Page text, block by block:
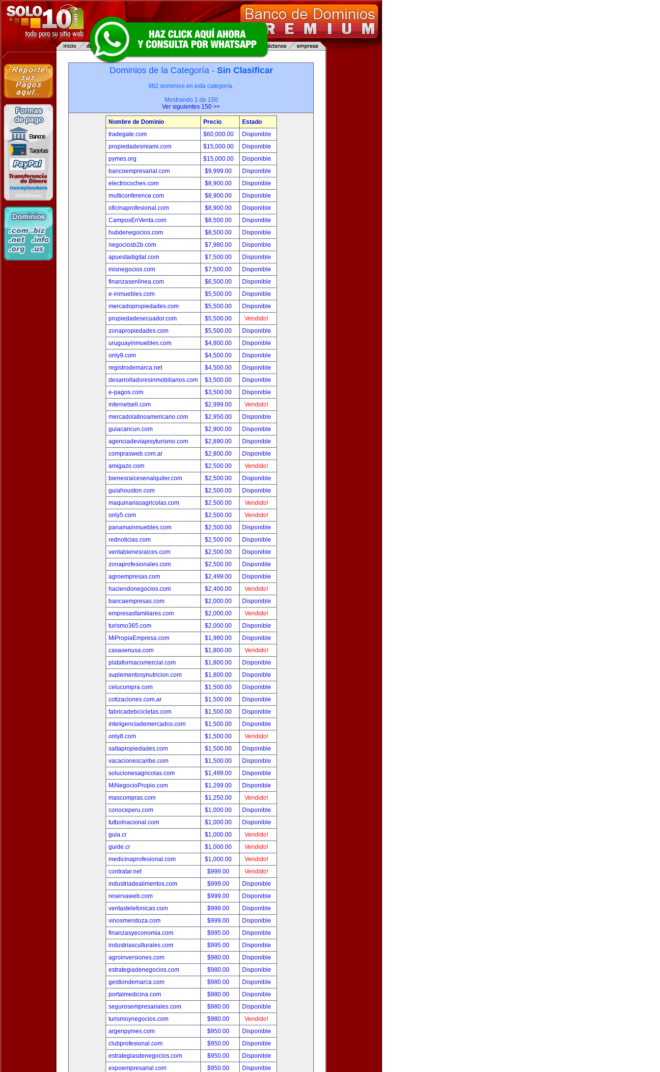
Dominios de la Categoría - Sin Clasificar
982 dominios en esta categoría.
Mostrando 1 de 150
Ver siguientes 150 >>
Nombre de Dominio Precio
Estado
tradegate.com
$60,000.00
Disponible
propiedadesmiami.com
$15,000.00
Disponible
pymes.org
$15,000.00
Disponible
bancoempresarial.com
$9,999.00
Disponible
electrocoches.com
$8,900.00
Disponible
multiconference.com
$8,900.00
Disponible
oficinaprofesional.com
$8,900.00
Disponible
CamposEnVenta.com
$8,500.00
Disponible
hubdenegocios.com
$8,500.00
Disponible
negociosb2b.com
$7,980.00
Disponible
apuestadigital.com
$7,500.00
Disponible
misnegocios.com
$7,500.00
Disponible
finanzasenlinea.com
$6,500.00
Disponible
e-inmuebles.com
$5,500.00
Disponible
mercadopropiedades.com
$5,500.00
Disponible
propiedadesecuador.com
$5,500.00
Vendido!
zonapropiedades.com
$5,500.00
Disponible
uruguayinmuebles.com
$4,800.00
Disponible
only9.com
$4,500.00
Disponible
registrodemarca.net
$4,500.00
Disponible
desarrolladoresinmobiliarios.com
$3,500.00
Disponible
e-pagos.com
$3,500.00
Disponible
internetsell.com
$2,999.00
Vendido!
mercadolatinoamericano.com
$2,950.00
Disponible
guiacancun.com
$2,900.00
Disponible
agenciadeviajesyturismo.com
$2,890.00
Disponible
comprasweb.com.ar
$2,800.00
Disponible
amigazo.com
$2,500.00
Vendido!
bienesraicesenalquiler.com
$2,500.00
Disponible
guiahouston.com
$2,500.00
Disponible
maquinariasagricolas.com
$2,500.00
Vendido!
only5.com
$2,500.00
Vendido!
panamainmuebles.com
$2,500.00
Disponible
rednoticias.com
$2,500.00
Disponible
ventabienesraices.com
$2,500.00
Disponible
zonaprofesionales.com
$2,500.00
Disponible
agroempresas.com
$2,499.00
Disponible
haciendonegocios.com
$2,400.00
Vendido!
bancaempresas.com
$2,000.00
Disponible
empresasfamiliares.com
$2,000.00
Vendido!
turismo365.com
$2,000.00
Disponible
MiPropiaEmpresa.com
$1,980.00
Disponible
casasenusa.com
$1,800.00
Vendido!
plataformacomercial.com
$1,800.00
Disponible
suplementosynutricion.com
$1,800.00
Disponible
celucompra.com
$1,500.00
Disponible
cotizaciones.com.ar
$1,500.00
Disponible
fabricadebicicletas.com
$1,500.00
Disponible
inteligenciademercados.com
$1,500.00
Disponible
only8.com
$1,500.00
Vendido!
saltapropiedades.com
$1,500.00
Disponible
vacacionescaribe.com
$1,500.00
Disponible
solucionesagricolas.com
$1,499.00
Disponible
MiNegocioPropio.com
$1,299.00
Disponible
mascompras.com
$1,250.00
Vendido!
conoceperu.com
$1,000.00
Disponible
futbolnacional.com
$1,000.00
Disponible
guia.cr
$1,000.00
Vendido!
guide.cr
$1,000.00
Vendido!
medicinaprofesional.com
$1,000.00
Vendido!
contratar.net
$999.00
Vendido!
industriadealimentos.com
$999.00
Disponible
reservaweb.com
$999.00
Disponible
ventastelefonicas.com
$999.00
Disponible
vinosmendoza.com
$999.00
Disponible
finanzasyeconomia.com
$995.00
Disponible
industriasculturales.com
$995.00
Disponible
agroinversiones.com
$980.00
Disponible
estrategiadenegocios.com
$980.00
Disponible
gestiondemarca.com
$980.00
Disponible
portalmedicina.com
$980.00
Disponible
segurosempresariales.com
$980.00
Disponible
turismoynegocios.com
$980.00
Vendido!
argenpymes.com
$950.00
Disponible
clubprofesional.com
$950.00
Disponible
estrategiasdenegocios.com
$950.00
Disponible
expoempresarial.com
$950.00
Disponible